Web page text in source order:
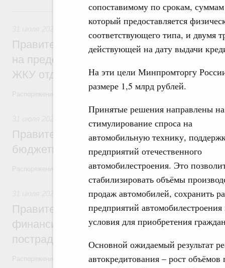
сопоставимому по срокам,
который предоставляется
соответствующего типа, и двумя
действующей на дату выдачи
На эти цели Минпромторгу
размере 1,5 млрд рублей.
Принятые решения направлены на
стимулирование спроса на
автомобильную технику,
предприятий отечественного
автомобилестроения. Это
стабилизировать объёмы
продаж автомобилей, сохранить
предприятий
условия для приобретения
Основной ожидаемый результат
автокредитования – рост
31 июля, пятница
Социальная поддержка отдельных
Правительство направит регионам
на предоставление мер социальной
ЖКУ отдельным категориям граждан
Правительство спишет часть
бюджетным кредитам ещё двум
Распоряжение от 29 июля 2026 года №2016-р
Чрезвычайные ситуации и ликвидация их
Правительство выделило
финансирование Дагестану и Чечне на
пострадавшим от наводнения
Распоряжение от 28 июля 2026 года №1999-р и распоряжение от